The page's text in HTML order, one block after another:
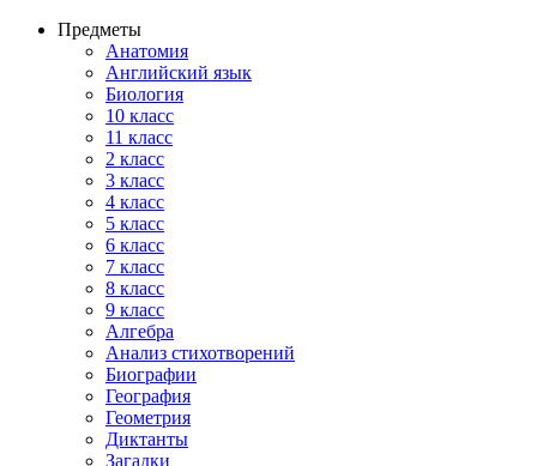
Предметы
Анатомия
Английский язык
Биология
10 класс
11 класс
2 класс
3 класс
4 класс
5 класс
6 класс
7 класс
8 класс
9 класс
Алгебра
Анализ стихотворений
Биографии
География
Геометрия
Диктанты
Загадки